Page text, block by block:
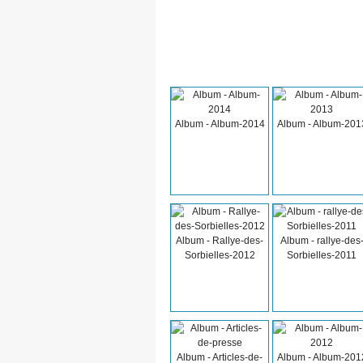
Album - Album-2014 Album - Album-
Album - Rallye-des-
Sorbielles-2012
Album - rallye-des-
Sorbielles-2011
Album - Articles-de-
Album - Album-